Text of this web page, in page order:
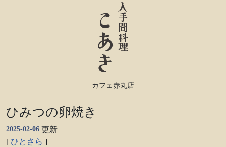
カフェ赤丸店
ひみつの卵焼き
2025-02-06 更新
[ ひとさら ]